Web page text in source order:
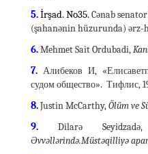
5.İrşad. No35.Cənab
(şahanənin hüzurunda) ərz-
6.Mehmet Sait Ordubadi,
7. Алибеков И,
судом общество». Тифлис,
8.Justin McCarthy,Ölüm ve
9. Dilarə
Əvvəllərində.Müstəqilliyə